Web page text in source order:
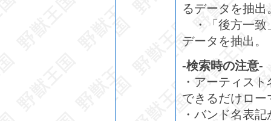
るデータを抽出
・「後方一致
データを抽出。
-検索時の注意-
・アーティス
できるだけロ
・バンド名表